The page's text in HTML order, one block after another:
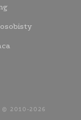
© 2010-2026